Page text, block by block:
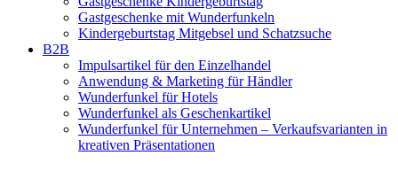
Gastgeschenke mit Wunderfunkeln
Kindergeburtstag Mitgebsel und Schatzsuche
B2B
Impulsartikel für den Einzelhandel
Anwendung & Marketing für Händler
Wunderfunkel für Hotels
Wunderfunkel als Geschenkartikel
Wunderfunkel für Unternehmen – Verkaufsvarianten in
kreativen Präsentationen